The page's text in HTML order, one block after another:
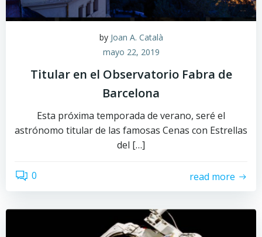
by Joan A. Català
mayo 22, 2019
Titular en el Observatorio Fabra de
Barcelona
Esta próxima temporada de verano, seré el
astrónomo titular de las famosas Cenas con Estrellas
del […]
0 read more